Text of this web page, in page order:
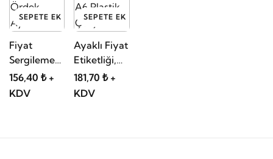
SEPETE EKLE
Fiyat
Sergileme
Tanıtım
Ördek Ayak
156,40 ₺ +
KDV
SEPETE EKLE
Ayaklı Fiyat
Etiketliği,
A6 Plastik
Çerçeve
181,70 ₺ +
KDV